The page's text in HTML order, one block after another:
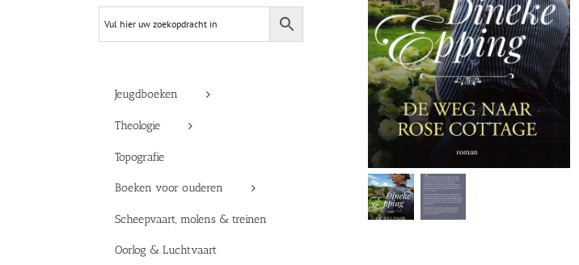
Jeugdboeken
Theologie
Topografie
Boeken voor ouderen
Scheepvaart, molens & treinen
Oorlog & Luchtvaart